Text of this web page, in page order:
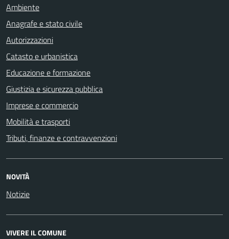
Ambiente
Anagrafe e stato civile
Autorizzazioni
Catasto e urbanistica
Educazione e formazione
Giustizia e sicurezza pubblica
Imprese e commercio
Mobilità e trasporti
Tributi, finanze e contravvenzioni
NOVITÀ
Notizie
VIVERE IL COMUNE